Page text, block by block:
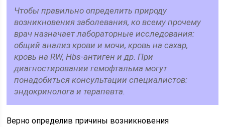
Чтобы правильно определить природу
возникновения заболевания, ко всему прочему
врач назначает лабораторные исследования:
общий анализ крови и мочи, кровь на сахар,
кровь на RW, Hbs-антиген и др. При
диагностировании гемофтальма могут
понадобиться консультации специалистов:
эндокринолога и терапевта.
Верно определив причины возникновения